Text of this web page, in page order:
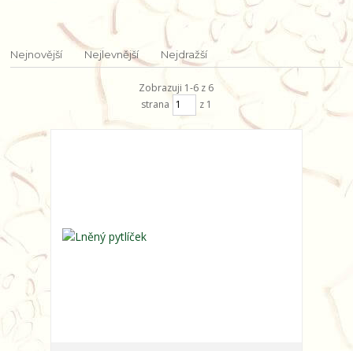
Nejnovější Nejlevnější Nejdražší
Zobrazuji 1-6 z 6
strana
z 1